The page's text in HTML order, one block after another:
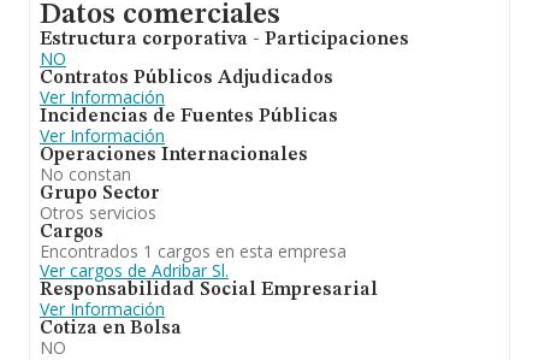
Datos comerciales
Estructura corporativa - Participaciones
NO
Contratos Públicos Adjudicados
Ver Información
Incidencias de Fuentes Públicas
Ver Información
Operaciones Internacionales
No constan
Grupo Sector
Otros servicios
Cargos
Encontrados 1 cargos en esta empresa
Ver cargos de Adribar Sl.
Responsabilidad Social Empresarial
Ver Información
Cotiza en Bolsa
NO